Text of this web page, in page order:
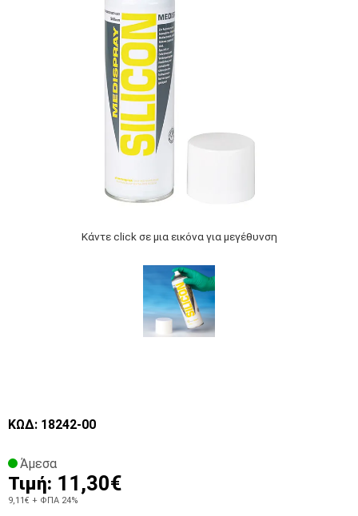
Κάντε click σε μια εικόνα για μεγέθυνση
ΚΩΔ: 18242-00
Άμεσα
Τιμή: 11,30€
9,11€ + ΦΠΑ 24%